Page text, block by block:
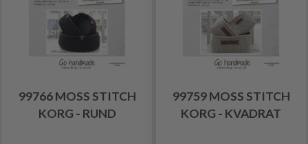
99766 MOSS STITCH
KORG - RUND
99759 MOSS STITCH
KORG - KVADRAT